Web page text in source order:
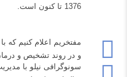
1376 تا کنون است.
مفتخریم اعلام کنیم که
و در روند تشخیص و